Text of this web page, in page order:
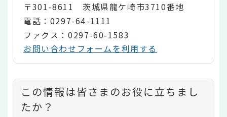
〒301-8611 茨城県龍ケ崎市3710番地
電話：0297-64-1111
ファクス：0297-60-1583
お問い合わせフォームを利用する
コ
ン
この情報は皆さまのお役に立ちまし
たか？